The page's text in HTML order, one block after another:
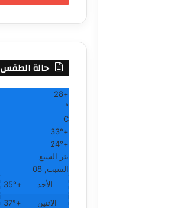
حالة الطقس
+
28
°
C
+
33°
+
24°
بئر السبع
السبت, 08
الأحد
+
35°
الاثنين
+
37°